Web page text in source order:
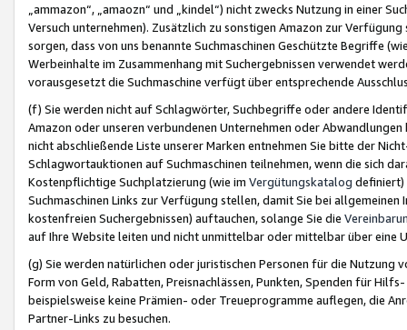
„ammazon“, „amaozn“ und „kindel“) nicht zwecks Nutzung in einer
Versuch unternehmen). Zusätzlich zu sonstigen Amazon zur
sorgen, dass von uns benannte Suchmaschinen Geschützte Begriffe
Werbeinhalte im Zusammenhang mit Suchergebnissen verwendet
vorausgesetzt die Suchmaschine verfügt über entsprechende
(f) Sie werden nicht auf Schlagwörter, Suchbegriffe oder andere
Amazon oder unseren verbundenen Unternehmen oder
nicht abschließende Liste unserer Marken entnehmen Sie bitte der
Schlagwortauktionen auf Suchmaschinen teilnehmen, wenn die sich
Kostenpflichtige Suchplatzierung (wie im Vergütungskatalog definiert)
Suchmaschinen Links zur Verfügung stellen, damit Sie bei
kostenfreien Suchergebnissen) auftauchen, solange Sie die
auf Ihre Website leiten und nicht unmittelbar oder mittelbar über eine
(g) Sie werden natürlichen oder juristischen Personen für die Nutzung
Form von Geld, Rabatten, Preisnachlässen, Punkten, Spenden für
beispielsweise keine Prämien- oder Treueprogramme auflegen, die
Partner-Links zu besuchen.